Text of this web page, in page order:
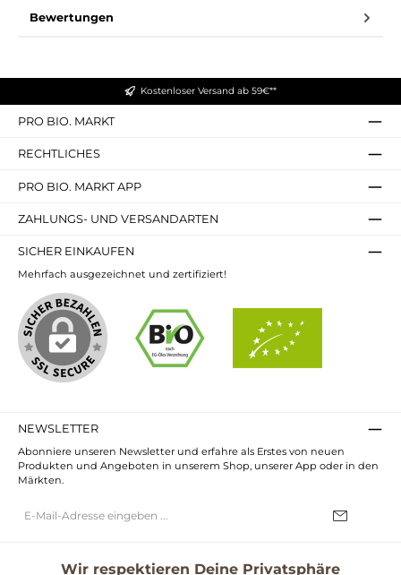
Bewertungen
Kostenloser Versand ab 59€**
PRO BIO. MARKT
RECHTLICHES
PRO BIO. MARKT APP
ZAHLUNGS- UND VERSANDARTEN
SICHER EINKAUFEN
Mehrfach ausgezeichnet und zertifiziert!
NEWSLETTER
Abonniere unseren Newsletter und erfahre als Erstes von neuen
Produkten und Angeboten in unserem Shop, unserer App oder in den
Märkten.
Mail-
Wir respektieren Deine Privatsphäre